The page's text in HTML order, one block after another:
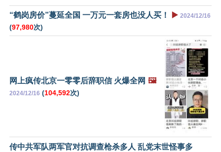
“鹤岗房价”蔓延全国 一万元一套房也没人买！ ▶️ 2024/12/16
(97,980次)
网上疯传北京一零零后辞职信 火爆全网 🖼️
2024/12/16 (104,592次)
传中共军队两军官对抗调查枪杀多人 乱党末世怪事多